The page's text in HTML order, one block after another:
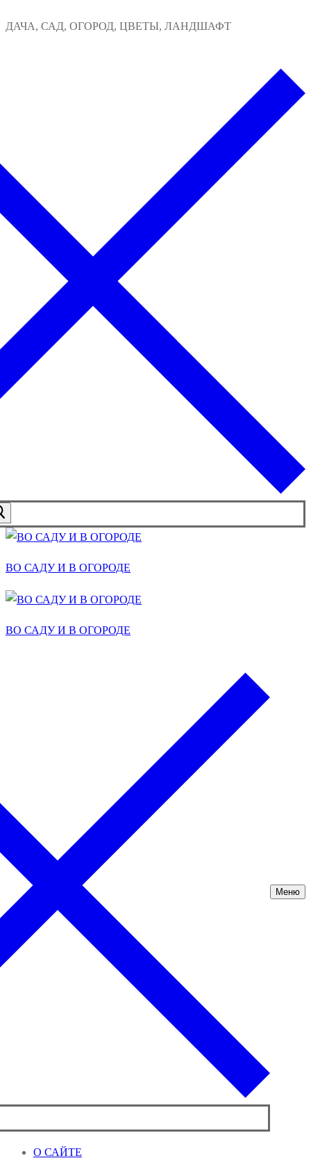
к
ДАЧА, САД, ОГОРОД, ЦВЕТЫ, ЛАНДШАФТ
ВО САДУ И В ОГОРОДЕ
ВО САДУ И В ОГОРОДЕ
Меню
О САЙТЕ